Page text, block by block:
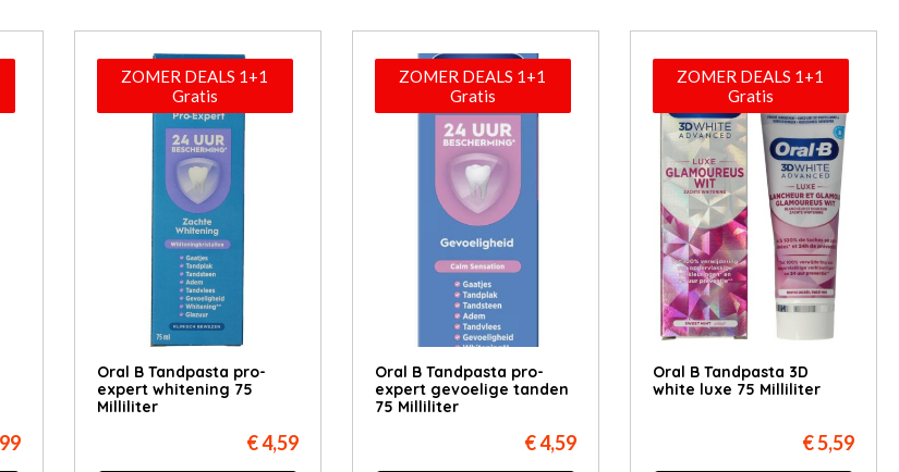
ZOMER DEALS 1+1
Gratis
Oral B Tandpasta pro-
expert whitening 75
Milliliter
€ 4,59
ZOMER DEALS 1+1
Gratis
Oral B Tandpasta pro-
expert gevoelige tanden
75 Milliliter
€ 4,59
ZOMER DEALS 1+1
Gratis
Oral B Tandpasta 3D
white luxe 75 Milliliter
€ 5,59